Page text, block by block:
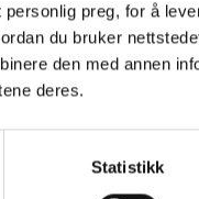
preg, for å
du bruker
den med annen
deres.
Statistikk